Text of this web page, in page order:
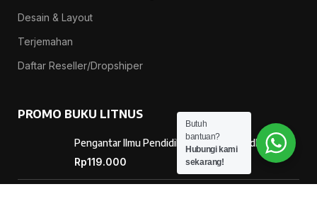
Desain & Layout
Terjemahan
Daftar Reseller/Dropshiper
PROMO BUKU LITNUS
Pengantar Ilmu Pendidikan — Suprapno dkk
Rp119.000
Butuh
bantuan?
Hubungi kami
sekarang!